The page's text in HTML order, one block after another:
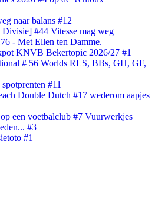
naar balans #12
#44 Vitesse mag weg
- Met Ellen ten Damme.
KNVB Bekertopic 2026/27 #1
# 56 Worlds RLS, BBs, GH, GF,
#11
Double Dutch #17 wederom aapjes
een voetbalclub #7 Vuurwerkjes
#3
#1